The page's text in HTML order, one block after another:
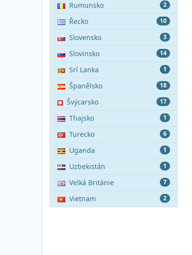
2
Rumunsko
10
Řecko
3
Slovensko
14
Slovinsko
1
Srí Lanka
18
Španělsko
17
Švýcarsko
1
Thajsko
6
Turecko
1
Uganda
1
Uzbekistán
7
Velká Británie
2
Vietnam